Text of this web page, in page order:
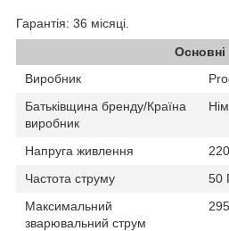
Гарантія: 36 місяці.
Основні
Виробник
Батьківщина бренду/Країна
виробник
Напруга живлення
Частота струму
50
Максимальний
зварювальний струм